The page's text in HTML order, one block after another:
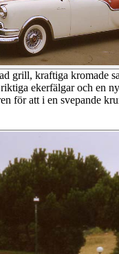
grill, kraftiga kromade
ekerfälgar och en
för att i en svepande